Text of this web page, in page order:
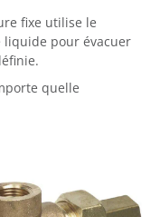
fixe utilise le
pour évacuer
quelle